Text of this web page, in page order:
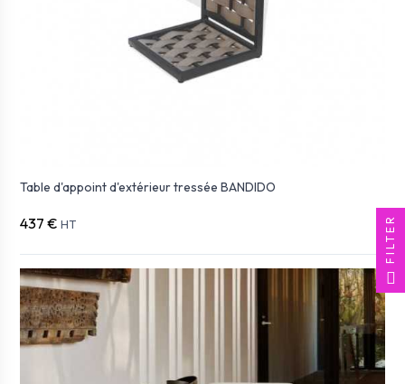
Table d'appoint d'extérieur tressée BANDIDO
437 € HT FILTER